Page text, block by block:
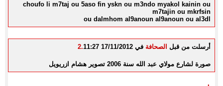
choufo li m7taj ou 5aso fin yskn ou m3ndo myakol kainin ou
m7tajin ou mkrfsin
ou dalmhom al9anoun al9anoun ou al3dl
2. أرسلت من قبل الصحافة في 17/11/2012 11:27
صورة لشارع مولاي عبد الله سنة 2006 تصوير هشام ازريويل